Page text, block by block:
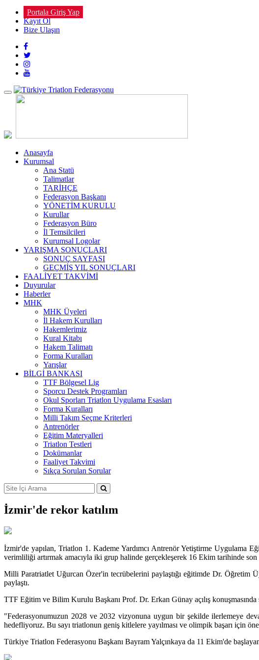
Portala Giriş Yap
Kayıt Ol
Bize Ulaşın
Toggle
navigation
Anasayfa
Kurumsal
Ana Statü
Talimatlar
TARİHÇE
Federasyon Başkanı
YÖNETİM KURULU
Kurullar
Federasyon Büro
İl Temsilcileri
Kurumsal Logolar
YARIŞMA SONUÇLARI
SONUÇ SAYFASI
GEÇMİŞ YIL SONUÇLARI
FAALİYET TAKVİMİ
Duyurular
Haberler
MHK
MHK Üyeleri
İl Hakem Kurulları
Hakemlerimiz
Kural Kitabı
Hakem Talimatı
Forma Kuralları
Yarışlar
BİLGİ BANKASI
TTF Bölgesel Lig
Sporcu Destek Programları
Okul Sporları Triatlon Uygulama Esasları
Forma Kuralları
Milli Takım Seçme Kriterleri
Antrenörler
Eğitim Materyalleri
Triatlon Testleri
Dokümanlar
Faaliyet Takvimi
Sıkça Sorulan Sorular
İzmir'de rekor katılım
İzmir'de yapılan, Triatlon 1. Kademe Yardımcı Antrenör Yetiştirme Uygulama
verimliliği artırmak amacıyla iki grup halinde gerçekleşerek 16 Ekim tarihinde son
Milli Paratriatlet Uğurcan Özer'in tecrübelerini paylaştığı eğitimde Dr. Öğretim
paylaştı.
TTF Eğitim ve Bilim Kurulu Başkanı Prof. Dr. Erkan Günay açılış konuşmasında
"Federasyonumuzun 2028 ve 2032 vizyonuna uygun bir şekilde ilerlemeye
hedefliyoruz. Bu sayı triatlonun geniş kitlelere yayılması ve olimpik başarı için
Türkiye Triatlon Federasyonu Başkanı Bayram Yalçınkaya da 11 Ekim'de